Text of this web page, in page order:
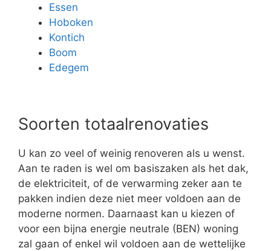
Essen
Hoboken
Kontich
Boom
Edegem
Soorten totaalrenovaties
U kan zo veel of weinig renoveren als u wenst.
Aan te raden is wel om basiszaken als het dak,
de elektriciteit, of de verwarming zeker aan te
pakken indien deze niet meer voldoen aan de
moderne normen. Daarnaast kan u kiezen of
voor een bijna energie neutrale (BEN) woning
zal gaan of enkel wil voldoen aan de wettelijke